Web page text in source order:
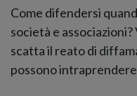
Come difendersi
società e
scatta il reato di
possono